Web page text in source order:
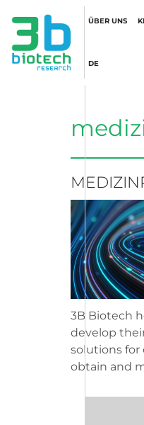
ÜBER UNS
DE
3B Biotech
develop
solutions for
obtain and